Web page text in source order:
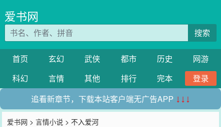
爱书网
搜索
首页 玄幻 武侠 都市 历史
网游
科幻
言情 其他 排行 完本
登录
追看新章节，下载本站客户端无广告APP ↓↓↓
爱书网 >言情小说 > 不入爱河